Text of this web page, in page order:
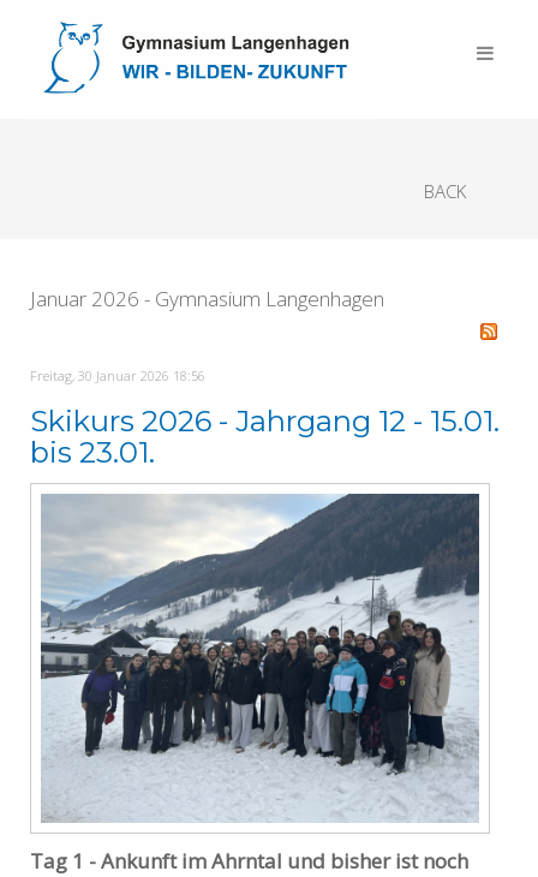
BACK
Januar 2026 - Gymnasium Langenhagen
Freitag, 30 Januar 2026 18:56
Skikurs 2026 - Jahrgang 12 - 15.01.
bis 23.01.
Tag 1 - Ankunft im Ahrntal und bisher ist noch